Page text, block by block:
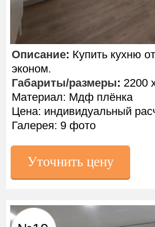
Уточнить цену
Описание: Купить кухню
эконом.
Габариты/размеры: 2200
Материал: Мдф плёнка
Цена: индивидуальный
Галерея: 9 фото